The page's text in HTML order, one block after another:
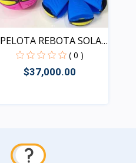
PELOTA REBOTA SOLA
DS 1...
( 0 )
$37,000.00